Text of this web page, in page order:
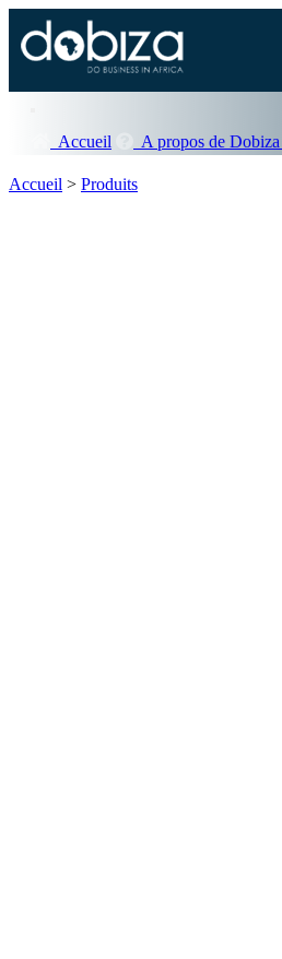
Accueil A propos de Dobiza
Accueil > Produits